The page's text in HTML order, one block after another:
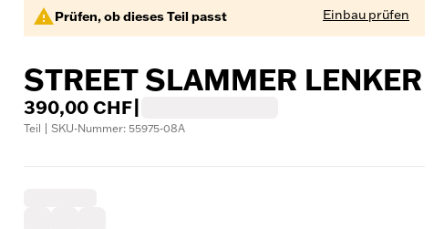
Prüfen, ob dieses Teil passt Einbau prüfen
STREET SLAMMER LENKER
390,00 CHF
Teil | SKU-Nummer: 55975-08A